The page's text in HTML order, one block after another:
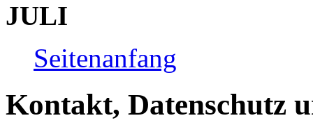
JULI
Seitenanfang
Kontakt, Datenschutz